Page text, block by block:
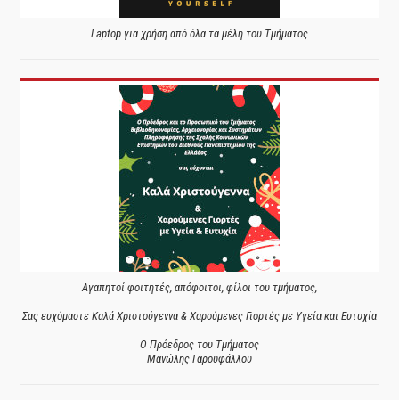
Laptop για χρήση από όλα τα μέλη του Τμήματος
Αγαπητοί φοιτητές, απόφοιτοι, φίλοι του τμήματος,
Σας ευχόμαστε Καλά Χριστούγεννα & Χαρούμενες Γιορτές με Υγεία και Ευτυχία
Ο Πρόεδρος του Τμήματος
Μανώλης Γαρουφάλλου